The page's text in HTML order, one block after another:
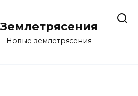
Землетрясения
Новые землетрясения